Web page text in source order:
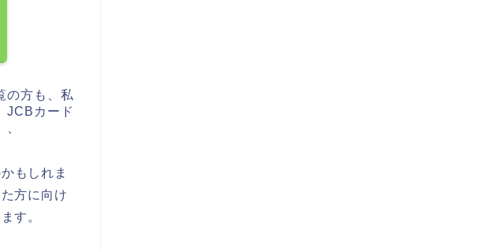
の方も、私
JCBカード
もしれま
方に向け
す。